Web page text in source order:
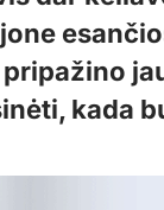
kada